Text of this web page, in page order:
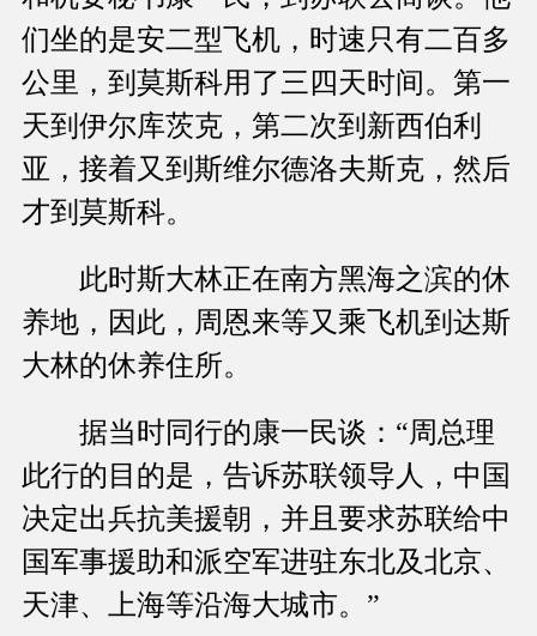
们坐的是安二型飞机，时速只有二百多
公里，到莫斯科用了三四天时间。第一
天到伊尔库茨克，第二次到新西伯利
亚，接着又到斯维尔德洛夫斯克，然后
才到莫斯科。
此时斯大林正在南方黑海之滨的休
养地，因此，周恩来等又乘飞机到达斯
大林的休养住所。
据当时同行的康一民谈：“周总理
此行的目的是，告诉苏联领导人，中国
决定出兵抗美援朝，并且要求苏联给中
国军事援助和派空军进驻东北及北京、
天津、上海等沿海大城市。”